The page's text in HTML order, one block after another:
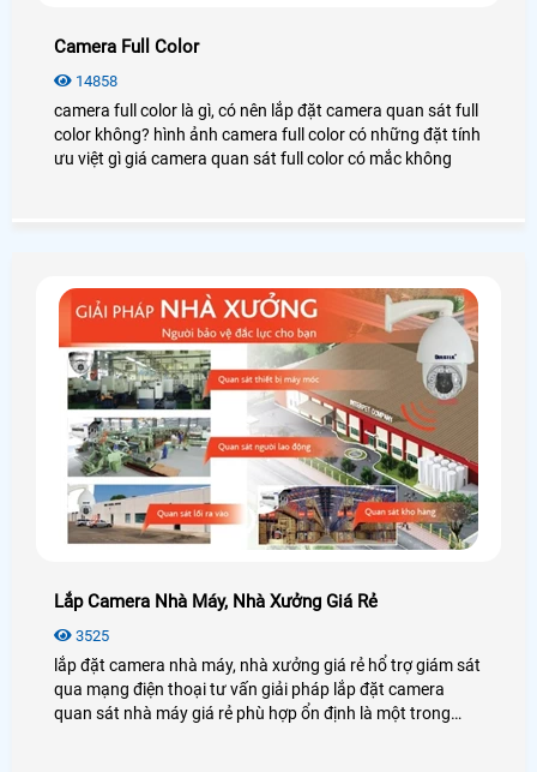
Camera Full Color
14858
camera full color là gì, có nên lắp đặt camera quan sát full
color không? hình ảnh camera full color có những đặt tính
ưu việt gì giá camera quan sát full color có mắc không
Lắp Camera Nhà Máy, Nhà Xưởng Giá Rẻ
3525
lắp đặt camera nhà máy, nhà xưởng giá rẻ hổ trợ giám sát
qua mạng điện thoại tư vấn giải pháp lắp đặt camera
quan sát nhà máy giá rẻ phù hợp ổn định là một trong